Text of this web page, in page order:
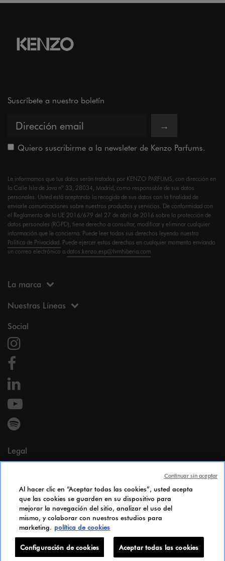
Suscríbete a nuestro boletín
→
Quiero suscribirme a la newsleter de Kenzo Parfums.
Le informamos que tus datos serán tratados por KENZO PARFUMS, con dirección en
la Calle Isla de Java nº 33, 28034, Madrid, como responsable de sus datos
personales. Usted está aceptando la recogida de sus datos con la finalidad de
enviarle comunicaciones sobre nuestros productos y servicios. De conformidad con
el Reglamento de la UE 2016/679 del 27 de abril de 2016 sobre la protección de
datos personales (RGPD), tiene derecho a consultar, modificar y eliminar cualquier
información que le concierna. Puede leer todos sus derechos leyendo nuestra
Política de Privacidad. Puede ejercer estos derechos en cualquier momento enviando
un correo electrónico adatos.kenzo.esp@lvmhiberia.com
La marca
Nuestras Líneas
Social
Legal
Menciones legales
Cookie Policy
Accesibilidad
Índice de igualdad de género
Candidates Information Notice
Configuración de cookies
Al hacer clic en “Aceptar todas las cookies”, usted acepta
que las cookies se guarden en su dispositivo para
mejorar la navegación del sitio, analizar el uso del
mismo, y colaborar con nuestros estudios para
marketing. política de cookies
Configuración de cookies Aceptar todas las cookies
Continuar sin aceptar